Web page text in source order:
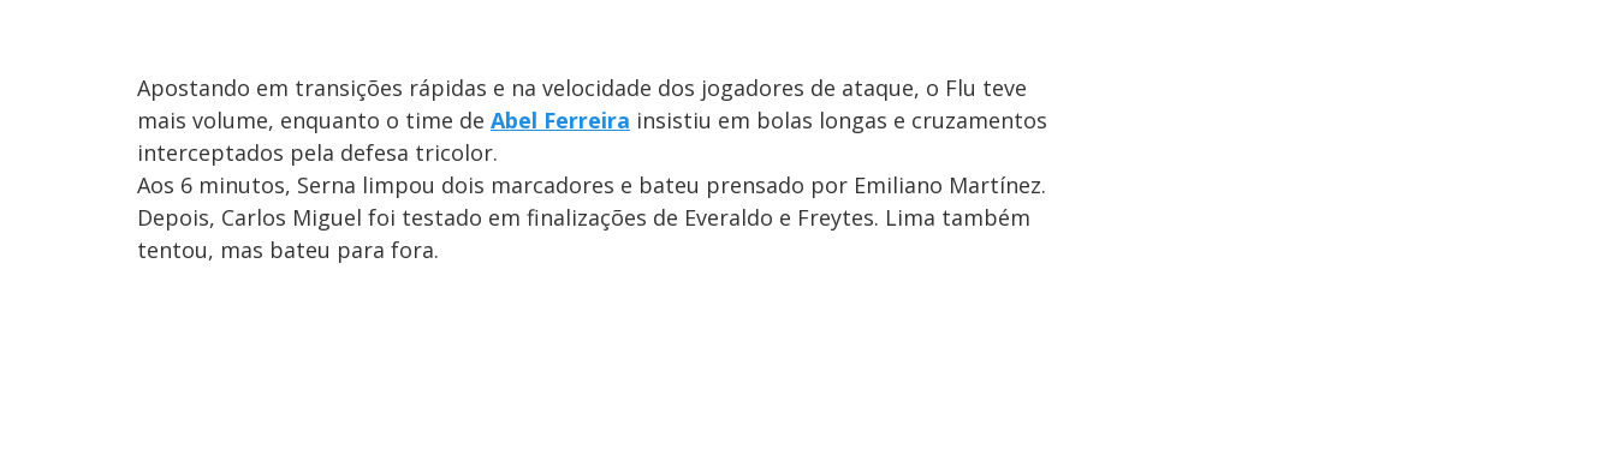
Apostando em transições rápidas e na velocidade dos jogadores de ataque, o Flu teve
mais volume, enquanto o time de Abel Ferreira insistiu em bolas longas e cruzamentos
interceptados pela defesa tricolor.
Aos 6 minutos, Serna limpou dois marcadores e bateu prensado por Emiliano Martínez.
Depois, Carlos Miguel foi testado em finalizações de Everaldo e Freytes. Lima também
tentou, mas bateu para fora.